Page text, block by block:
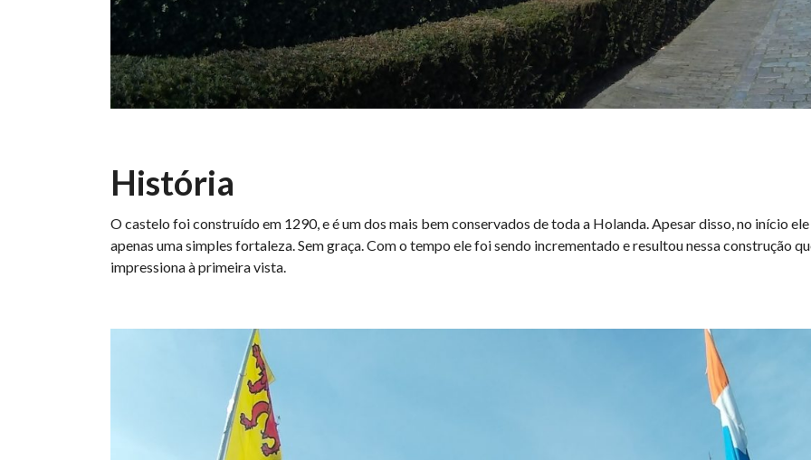
História
O castelo foi construído em 1290, e é um dos mais bem conservados de toda a Holanda. Apesar disso, no início
apenas uma simples fortaleza. Sem graça. Com o tempo ele foi sendo incrementado e resultou nessa construção
impressiona à primeira vista.